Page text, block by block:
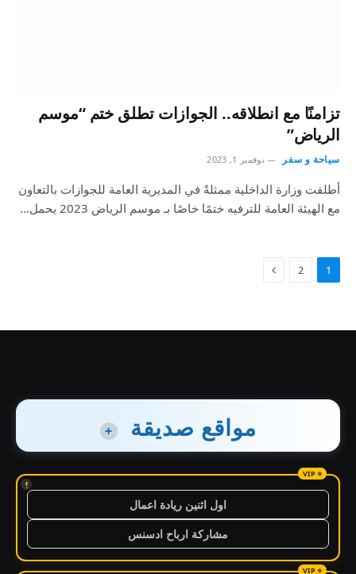
تزامنًا مع انطلاقه.. الجوازات تطلق ختم “موسم
الرياض”
سياحة و سفر نوفمبر 1, 2023
أطلقت وزارة الداخلية ممثلةً في المديرية العامة للجوازات بالتعاون
مع الهيئة العامة للترفيه ختمًا خاصًا بـ موسم الرياض 2023 يحمل…
1
2
مواقع صديقة +
!
اول اثنين ريادة اعمال
مشاركة ارباح ادسنس